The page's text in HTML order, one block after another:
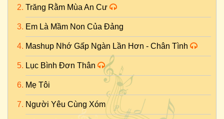
Trăng Rằm Mùa An Cư
Em Là Mầm Non Của Đảng
Mashup Nhớ Gấp Ngàn Lần Hơn - Chân Tình
Lục Bình Đơn Thân
Mẹ Tôi
Người Yêu Cùng Xóm